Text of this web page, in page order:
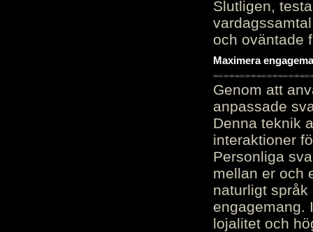
Slutligen,
och oväntade
Maximera
Genom att
anpassade
Denna teknik
interaktioner
Personliga
mellan er och
naturligt
engagemang.
lojalitet och